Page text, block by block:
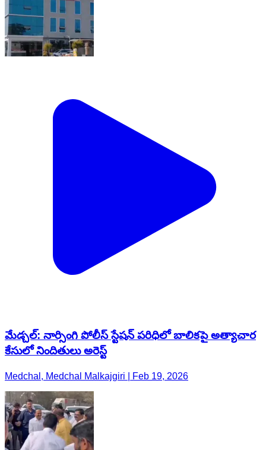
మేడ్చల్: నార్సింగి పోలీస్ స్టేషన్ పరిధిలో బాలికపై అత్యాచార
కేసులో నిందితులు అరెస్ట్
Medchal, Medchal Malkajgiri | Feb 19, 2026